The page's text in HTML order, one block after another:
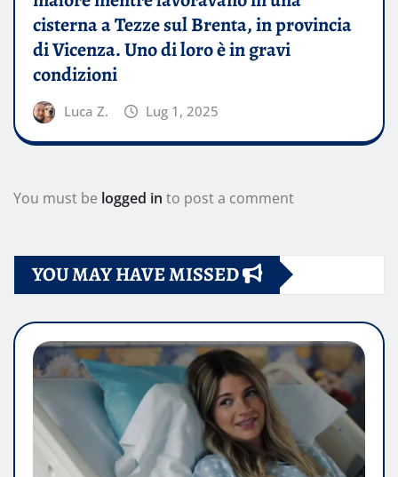
cisterna a Tezze sul Brenta, in provincia
di Vicenza. Uno di loro è in gravi
condizioni
Luca Z. Lug 1, 2025
You must be logged in to post a comment
YOU MAY HAVE MISSED